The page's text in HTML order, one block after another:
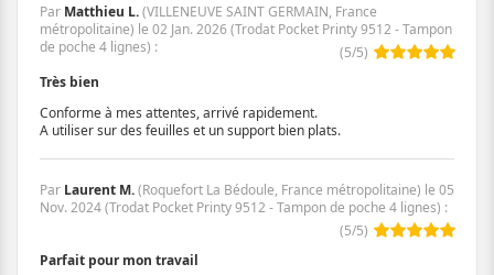
Par Matthieu L.(VILLENEUVE SAINT GERMAIN, France
métropolitaine) le 02 Jan. 2026(Trodat Pocket Printy 9512 - Tampon
de poche 4 lignes) : (5/5)
Très bien
Conforme à mes attentes, arrivé rapidement.
A utiliser sur des feuilles et un support bien plats.
Par Laurent M.(Roquefort La Bédoule, France métropolitaine) le 05
Nov. 2024(Trodat Pocket Printy 9512 - Tampon de poche 4 lignes) :
(5/5)
Parfait pour mon travail